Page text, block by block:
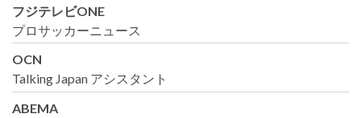
フジテレビONE
プロサッカーニュース
OCN
Talking Japan アシスタント
ABEMA